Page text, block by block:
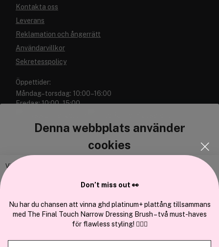
Denna webbplats använder
cookies
Vi använder enhetsidentifierare för att anpassa innehållet och
och annan information från din enhet till de sociala medier och annons-
och analysföretag som vi samarbetar med. Dessa kan i sin tur
kombinera informationen med annan information som du har
tillhandahållit eller som de har samlat in när du har använt deras
Kontakta oss
Leverans
Reklamation och ångerrätt
Användarvillkor
Sekretesspolicy
Öppettider:
Måndag–torsdag: 10:00–16:00
Fredag: 10:00–15:00
Cocopanda.se
Om oss
Don’t miss out 👀
Nu har du chansen att vinna ghd platinum+ plattång tillsammans
med The Final Touch Narrow Dressing Brush – två must-haves
för flawless styling! 💇‍♀️✨